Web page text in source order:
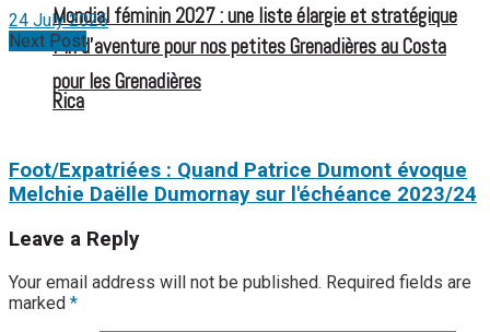
Mondial féminin 2027 : une liste élargie et stratégique
pour les Grenadières
Fin d’aventure pour nos petites Grenadières au Costa
Rica
24 July 2026
Next Post
Foot/Expatriées : Quand Patrice Dumont évoque
Melchie Daëlle Dumornay sur l'échéance 2023/24
Leave a Reply
Your email address will not be published. Required fields are
marked *